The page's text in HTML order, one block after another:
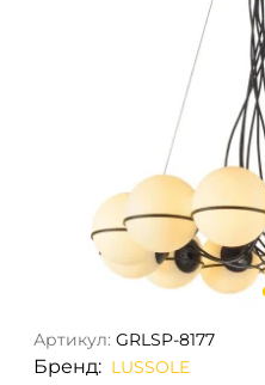
Артикул: GRLSP-8177
Бренд: LUSSOLE